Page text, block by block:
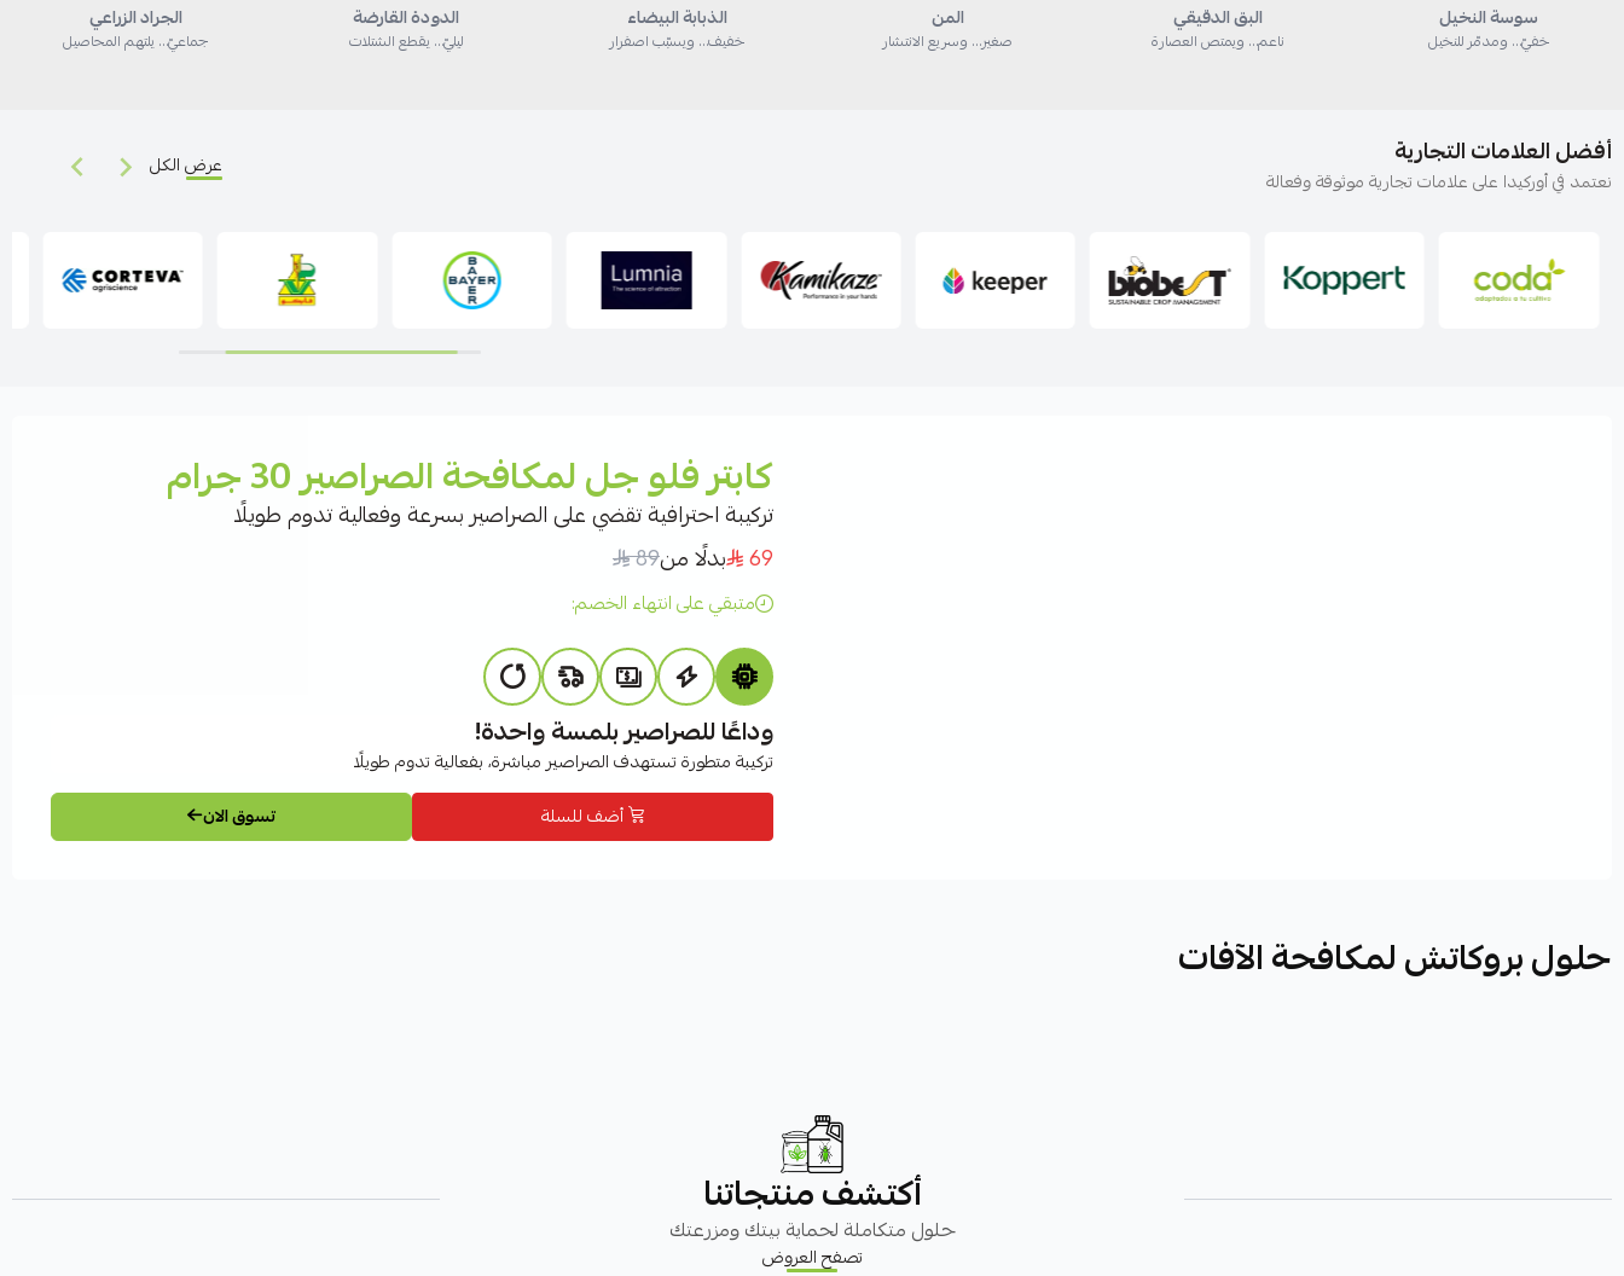
سوسة النخيل
خفيّ… ومدمّر للنخيل
البق الدقيقي
ناعم… ويمتص العصارة
المن
صغير… وسريع الانتشار
الذبابة البيضاء
خفيف… ويسبّب اصفرار
الدودة القارضة
ليليّ… يقطع الشتلات
الجراد الزراعي
جماعيّ… يلتهم المحاصيل
أفضل العلامات التجارية
نعتمد في أوركيدا على علامات تجارية موثوقة وفعالة
عرض الكل
كابتر فلو جل لمكافحة الصراصير 30 جرام
تركيبة احترافية تقضي على الصراصير بسرعة وفعالية تدوم طويلًا
69 بدلًا من89
متبقي على انتهاء الخصم:
وداعًا للصراصير بلمسة واحدة!
تركيبة متطورة تستهدف الصراصير مباشرة، بفعالية تدوم طويلًا
تسوق الان
حلول بروكاتش لمكافحة الآفات
أكتشف منتجاتنا
حلول متكاملة لحماية بيتك ومزرعتك
تصفح العروض